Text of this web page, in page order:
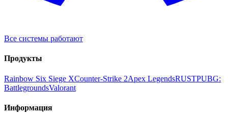
Все системы работают
Продукты
Rainbow Six Siege XCounter-Strike 2Apex LegendsRUSTPUBG:
BattlegroundsValorant
Информация